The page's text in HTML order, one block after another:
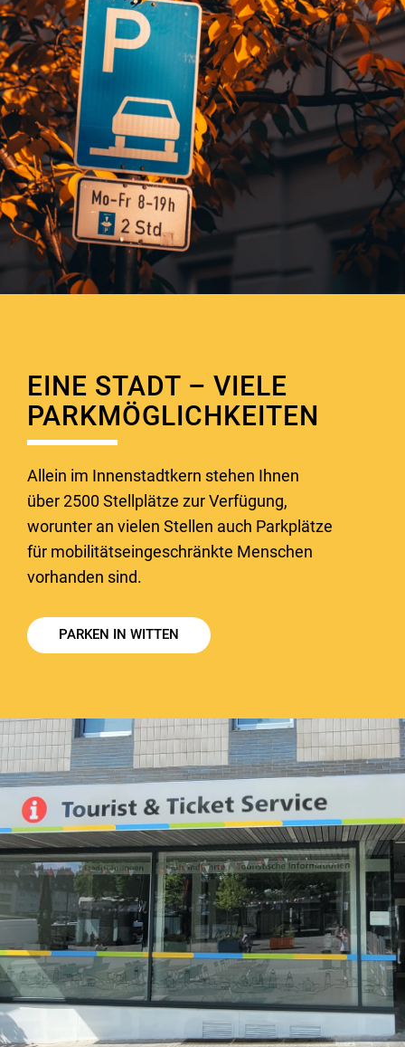
EINE STADT – VIELE
PARKMÖGLICHKEITEN
Allein im Innenstadtkern stehen Ihnen
über 2500 Stellplätze zur Verfügung,
worunter an vielen Stellen auch Parkplätze
für mobilitätseingeschränkte Menschen
vorhanden sind.
PARKEN IN WITTEN